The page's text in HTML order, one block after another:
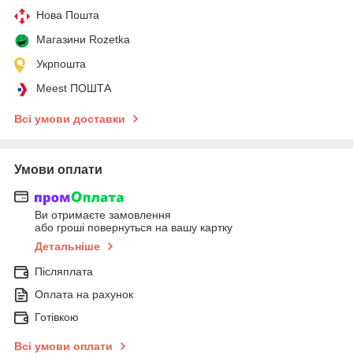
Нова Пошта
Магазини Rozetka
Укрпошта
Meest ПОШТА
Всі умови доставки
Умови оплати
Ви отримаєте замовлення
або гроші повернуться на вашу картку
Детальніше
Післяплата
Оплата на рахунок
Готівкою
Всі умови оплати